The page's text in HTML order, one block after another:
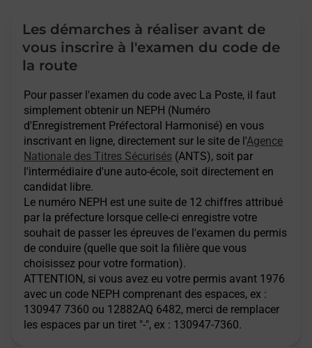
Les démarches à réaliser avant de
vous inscrire à l'examen du code de
la route
Pour passer l'examen du code avec La Poste, il faut
simplement obtenir un NEPH (Numéro
d'Enregistrement Préfectoral Harmonisé) en vous
inscrivant en ligne, directement sur le site de l'Agence
Nationale des Titres Sécurisés (ANTS), soit par
l'intermédiaire d'une auto-école, soit directement en
candidat libre.
Le numéro NEPH est une suite de 12 chiffres attribué
par la préfecture lorsque celle-ci enregistre votre
souhait de passer les épreuves de l'examen du permis
de conduire (quelle que soit la filière que vous
choisissez pour votre formation).
ATTENTION, si vous avez eu votre permis avant 1976
avec un code NEPH comprenant des espaces, ex :
130947 7360 ou 12882AQ 6482, merci de remplacer
les espaces par un tiret "-", ex : 130947-7360.